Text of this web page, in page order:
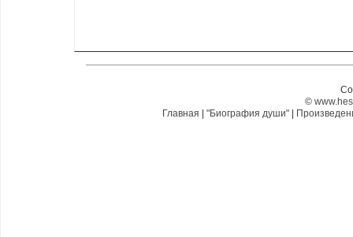
©
Главная
"Биография души"